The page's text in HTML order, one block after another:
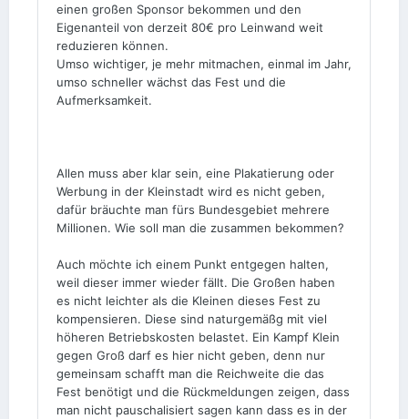
einen großen Sponsor bekommen und den
Eigenanteil von derzeit 80€ pro Leinwand weit
reduzieren können.
Umso wichtiger, je mehr mitmachen, einmal im Jahr,
umso schneller wächst das Fest und die
Aufmerksamkeit.
Allen muss aber klar sein, eine Plakatierung oder
Werbung in der Kleinstadt wird es nicht geben,
dafür bräuchte man fürs Bundesgebiet mehrere
Millionen. Wie soll man die zusammen bekommen?
Auch möchte ich einem Punkt entgegen halten,
weil dieser immer wieder fällt. Die Großen haben
es nicht leichter als die Kleinen dieses Fest zu
kompensieren. Diese sind naturgemäßg mit viel
höheren Betriebskosten belastet. Ein Kampf Klein
gegen Groß darf es hier nicht geben, denn nur
gemeinsam schafft man die Reichweite die das
Fest benötigt und die Rückmeldungen zeigen, dass
man nicht pauschalisiert sagen kann dass es in der